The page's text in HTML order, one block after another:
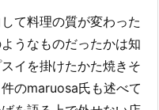
て料理の質が変わった
うなものだったかは知
イを掛けたかた焼きそ
のmaruosa氏も述べて